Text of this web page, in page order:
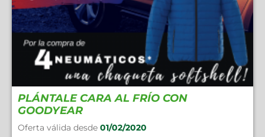
PLÁNTALE CARA AL FRÍO CON
GOODYEAR
Oferta válida desde 01/02/2020